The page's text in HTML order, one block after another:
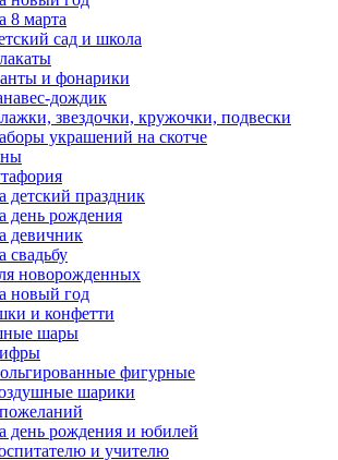
8 марта
сад и школа
и фонарики
дождик
звездочки, кружочки, подвески
украшений на скотче
детский праздник
день рождения
девичник
свадьбу
новорожденных
новый год
и конфетти
шары
фигурные
шарики
день рождения и юбилей
и учителю